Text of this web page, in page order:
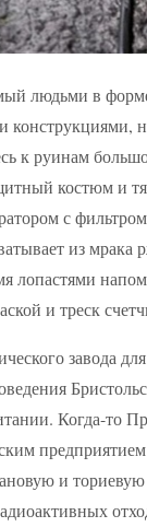
людьми в
к руинам
костюм и
с
из мрака
и треск
завода
Когда-то
и ториевую